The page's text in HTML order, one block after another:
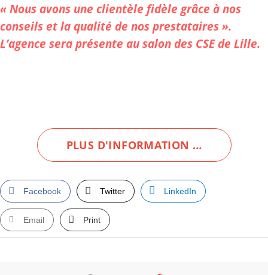
« Nous avons une clientèle fidèle grâce à nos
conseils et la qualité de nos prestataires ».
L’agence sera présente au salon des CSE de Lille.
PLUS D'INFORMATION …
Facebook Twitter LinkedIn
Email Print